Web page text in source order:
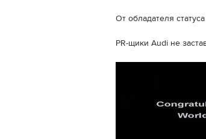
От обладателя
PR-щики Audi не